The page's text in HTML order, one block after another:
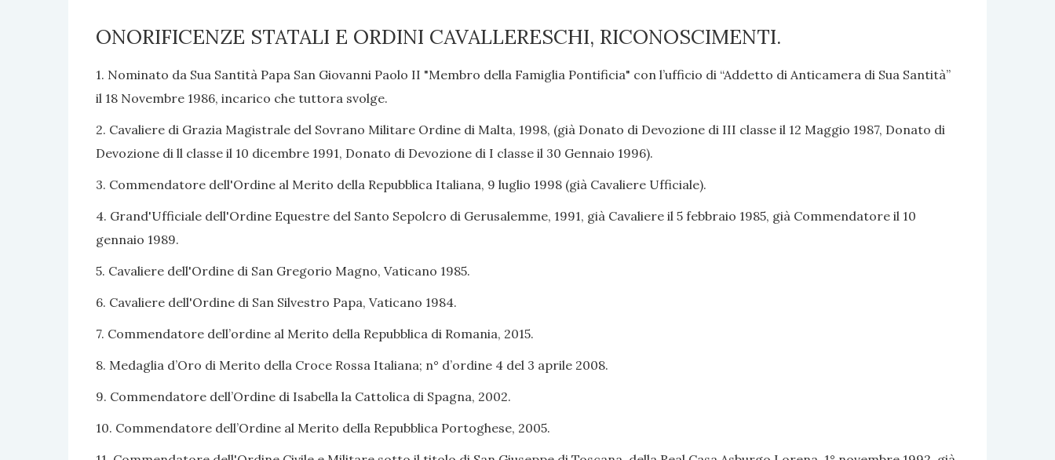
ONORIFICENZE STATALI E ORDINI CAVALLERESCHI, RICONOSCIMENTI.
1. Nominato da Sua Santità Papa San Giovanni Paolo II "Membro della Famiglia Pontificia" con l’ufficio di “Addetto di Anticamera di Sua Santità”
il 18 Novembre 1986, incarico che tuttora svolge.
2. Cavaliere di Grazia Magistrale del Sovrano Militare Ordine di Malta, 1998, (già Donato di Devozione di III classe il 12 Maggio 1987, Donato di
Devozione di ll classe il 10 dicembre 1991, Donato di Devozione di I classe il 30 Gennaio 1996).
3. Commendatore dell'Ordine al Merito della Repubblica Italiana, 9 luglio 1998 (già Cavaliere Ufficiale).
4. Grand'Ufficiale dell'Ordine Equestre del Santo Sepolcro di Gerusalemme, 1991, già Cavaliere il 5 febbraio 1985, già Commendatore il 10
gennaio 1989.
5. Cavaliere dell'Ordine di San Gregorio Magno, Vaticano 1985.
6. Cavaliere dell'Ordine di San Silvestro Papa, Vaticano 1984.
7. Commendatore dell’ordine al Merito della Repubblica di Romania, 2015.
8. Medaglia d’Oro di Merito della Croce Rossa Italiana; n° d’ordine 4 del 3 aprile 2008.
9. Commendatore dell’Ordine di Isabella la Cattolica di Spagna, 2002.
10. Commendatore dell’Ordine al Merito della Repubblica Portoghese, 2005.